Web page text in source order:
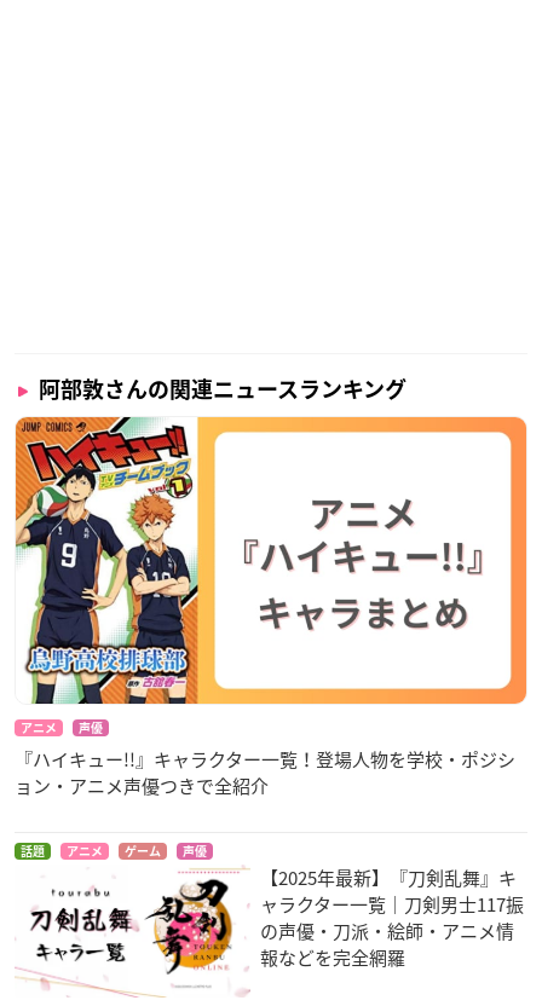
阿部敦さんの関連ニュースランキング
アニメ 声優
『ハイキュー!!』キャラクター一覧！登場人物を学校・ポジシ
ョン・アニメ声優つきで全紹介
話題 アニメ ゲーム 声優
【2025年最新】『刀剣乱舞』キ
ャラクター一覧｜刀剣男士117振
の声優・刀派・絵師・アニメ情
報などを完全網羅